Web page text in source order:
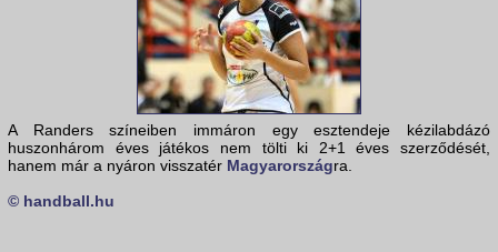
A Randers színeiben immáron egy esztendeje kézilabdázó
huszonhárom éves játékos nem tölti ki 2+1 éves szerződését,
hanem már a nyáron visszatér Magyarországra.
© handball.hu